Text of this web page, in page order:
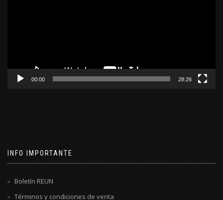
00:00 28:26
INFO IMPORTANTE
Boletín REUN
Términos y condiciones de venta